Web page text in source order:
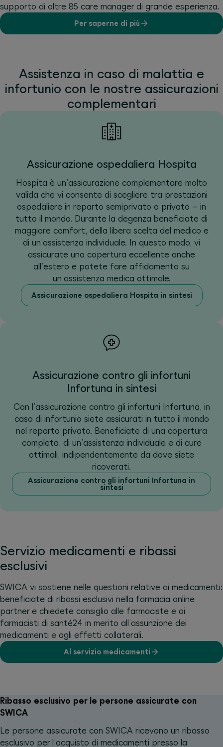
supporto di oltre 85 care manager di grande esperienza.
Per saperne di più
Assistenza in caso di malattia e
infortunio con le nostre assicurazioni
complementari
Assicurazione ospedaliera Hospita
Hospita è un’assicurazione complementare molto
valida che vi consente di scegliere tra prestazioni
ospedaliere in reparto semiprivato o privato – in
tutto il mondo. Durante la degenza beneficiate di
maggiore comfort, della libera scelta del medico e
di un’assistenza individuale. In questo modo, vi
assicurate una copertura eccellente anche
all’estero e potete fare affidamento su
un’assistenza medica ottimale.
Assicurazione ospedaliera Hospita in sintesi
Assicurazione contro gli infortuni
Infortuna in sintesi
Con l’assicurazione contro gli infortuni Infortuna, in
caso di infortunio siete assicurati in tutto il mondo
nel reparto privato. Beneficiate di una copertura
completa, di un’assistenza individuale e di cure
ottimali, indipendentemente da dove siete
ricoverati.
Assicurazione contro gli infortuni Infortuna in
sintesi
Servizio medicamenti e ribassi
esclusivi
SWICA vi sostiene nelle questioni relative ai medicamenti:
beneficiate di ribassi esclusivi nella farmacia online
partner e chiedete consiglio alle farmaciste e ai
farmacisti di santé24 in merito all’assunzione dei
medicamenti e agli effetti collaterali.
Al servizio medicamenti
Ribasso esclusivo per le persone assicurate con
SWICA
Le persone assicurate con SWICA ricevono un ribasso
esclusivo per l’acquisto di medicamenti presso la